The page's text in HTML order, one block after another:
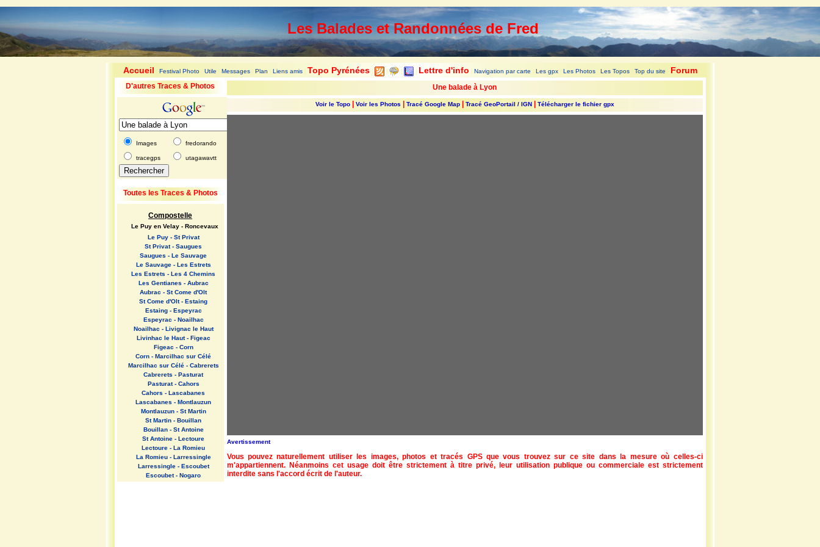
Les Balades et Randonnées de Fred
Accueil Festival Photo Utile Messages Plan Liens amis Topo Pyrénées Lettre d'info Navigation par carte Les gpx Les Photos Les Topos Top du site Forum
D'autres Traces & Photos
Images fredorando
tracegps utagawavtt
Toutes les Traces & Photos
Compostelle
Le Puy en Velay - Roncevaux
Le Puy - St Privat
St Privat - Saugues
Saugues - Le Sauvage
Le Sauvage - Les Estrets
Les Estrets - Les 4 Chemins
Les Gentianes - Aubrac
Aubrac - St Come d'Olt
St Come d'Olt - Estaing
Estaing - Espeyrac
Espeyrac - Noailhac
Noailhac - Livignac le Haut
Livinhac le Haut - Figeac
Figeac - Corn
Corn - Marcilhac sur Célé
Marcilhac sur Célé - Cabrerets
Cabrerets - Pasturat
Pasturat - Cahors
Cahors - Lascabanes
Lascabanes - Montlauzun
Montlauzun - St Martin
St Martin - Bouillan
Bouillan - St Antoine
St Antoine - Lectoure
Lectoure - La Romieu
La Romieu - Larressingle
Larressingle - Escoubet
Escoubet - Nogaro
Une balade à Lyon
Voir le Topo| Voir les Photos Tracé Google Map| Tracé GeoPortail / IGN| Télécharger le fichier gpx
Avertissement
Vous pouvez naturellement utiliser les images, photos et tracés GPS que vous trouvez sur ce site dans la mesure où celles-ci
m'appartiennent. Néanmoins cet usage doit être strictement à titre privé, leur utilisation publique ou commerciale est strictement
interdite sans l'accord écrit de l'auteur.